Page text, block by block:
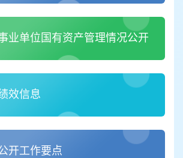
业单位国有资产管理情况公开
效信息
开工作要点